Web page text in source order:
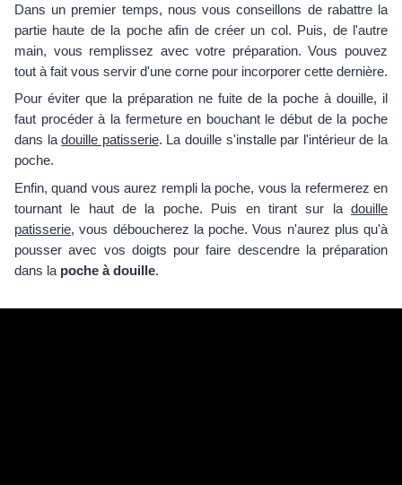
Dans un premier temps, nous vous conseillons de rabattre la
partie haute de la poche afin de créer un col. Puis, de l'autre
main, vous remplissez avec votre préparation. Vous pouvez
tout à fait vous servir d'une corne pour incorporer cette dernière.
Pour éviter que la préparation ne fuite de la poche à douille, il
faut procéder à la fermeture en bouchant le début de la poche
dans ladouille patisserie. La douille s'installe par l'intérieur de la
poche.
Enfin, quand vous aurez rempli la poche, vous la refermerez en
tournant le haut de la poche. Puis en tirant sur la douille
patisserie, vous déboucherez la poche. Vous n'aurez plus qu'à
pousser avec vos doigts pour faire descendre la préparation
dans la poche à douille.